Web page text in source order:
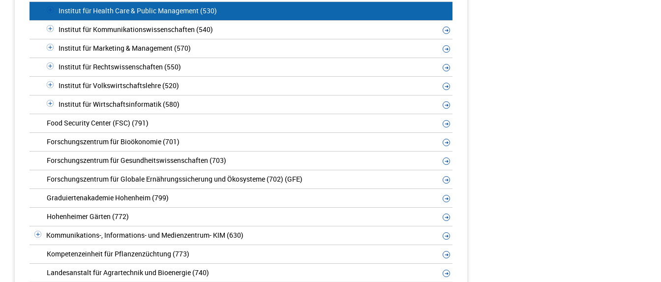
Institut für Health Care & Public Management (530)
Institut für Kommunikationswissenschaften (540)
Institut für Marketing & Management (570)
Institut für Rechtswissenschaften (550)
Institut für Volkswirtschaftslehre (520)
Institut für Wirtschaftsinformatik (580)
Food Security Center (FSC) (791)
Forschungszentrum für Bioökonomie (701)
Forschungszentrum für Gesundheitswissenschaften (703)
Forschungszentrum für Globale Ernährungssicherung und Ökosysteme (702) (GFE)
Graduiertenakademie Hohenheim (799)
Hohenheimer Gärten (772)
Kommunikations-, Informations- und Medienzentrum- KIM (630)
Kompetenzeinheit für Pflanzenzüchtung (773)
Landesanstalt für Agrartechnik und Bioenergie (740)